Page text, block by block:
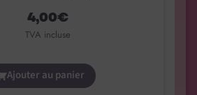
4,00€
TVA incluse
Ajouter au panier